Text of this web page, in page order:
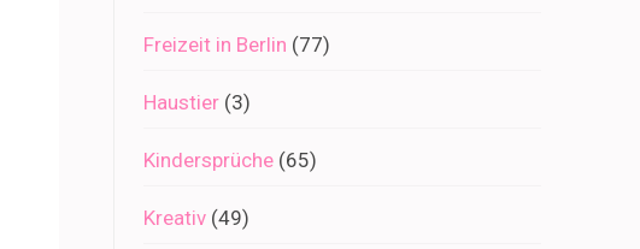
Freizeit in Berlin (77)
Haustier (3)
Kindersprüche (65)
Kreativ (49)